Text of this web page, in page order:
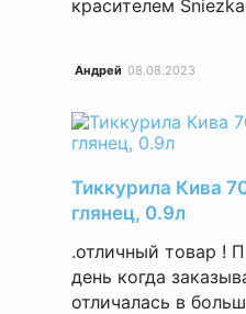
красителем
Андрей 08.08.2023
Тиккурила Кива
глянец, 0.9л
.отличный товар !
день когда
отличалась в